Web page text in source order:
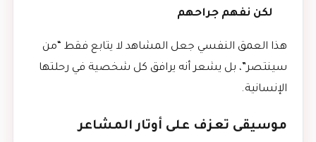
لكن نفهم جراحهم
هذا العمق النفسي جعل المشاهد لا يتابع فقط “من
سينتصر”، بل يشعر أنه يرافق كل شخصية في رحلتها
الإنسانية.
موسيقى تعزف على أوتار المشاعر